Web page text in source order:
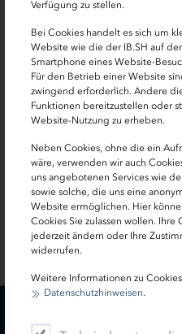
Verfügung zu stellen.
Bei Cookies handelt es sich um
Website wie die der IB.SH auf
Smartphone eines Website-
Für den Betrieb einer Website
zwingend erforderlich. Andere
Funktionen bereitzustellen oder
Website-Nutzung zu erheben.
Neben Cookies, ohne die ein
wäre, verwenden wir auch
uns angebotenen Services wie
sowie solche, die uns eine
Website ermöglichen. Hier
Cookies Sie zulassen wollen.
jederzeit ändern oder Ihre
widerrufen.
Weitere Informationen zu
Datenschutzhinweisen.
Iris Klein
Wohnungsmarktanalystin
0431 9905-
iris.klein[at]ib-sh.de
SEITE TEILEN:
Karriere